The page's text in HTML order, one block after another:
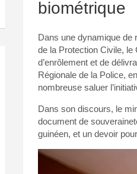
biométrique
Dans une dynamique de
de la Protection Civile, le
d’enrôlement et de
Régionale de la Police,
nombreuse saluer
Dans son discours, le
document de
guinéen, et un devoir